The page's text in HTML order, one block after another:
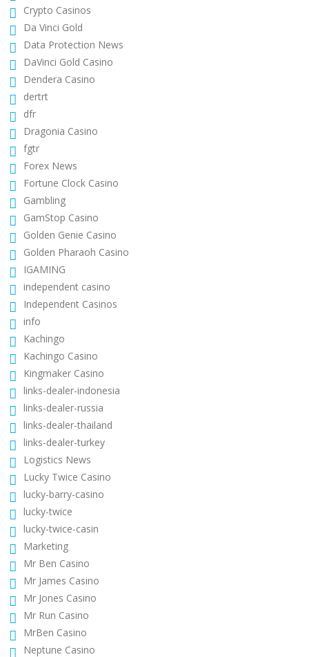
Crypto Casinos
Da Vinci Gold
Data Protection News
DaVinci Gold Casino
Dendera Casino
dertrt
dfr
Dragonia Casino
fgtr
Forex News
Fortune Clock Casino
Gambling
GamStop Casino
Golden Genie Casino
Golden Pharaoh Casino
IGAMING
independent casino
Independent Casinos
info
Kachingo
Kachingo Casino
Kingmaker Casino
links-dealer-indonesia
links-dealer-russia
links-dealer-thailand
links-dealer-turkey
Logistics News
Lucky Twice Casino
lucky-barry-casino
lucky-twice
lucky-twice-casin
Marketing
Mr Ben Casino
Mr James Casino
Mr Jones Casino
Mr Run Casino
MrBen Casino
Neptune Casino